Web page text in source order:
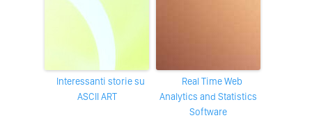
Interessanti storie su
ASCII ART
Real Time Web
Analytics and Statistics
Software